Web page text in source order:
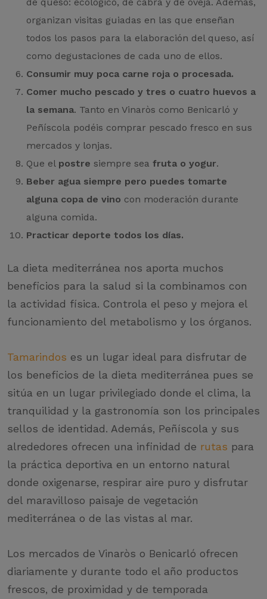
organizan visitas guiadas en las que enseñan
todos los pasos para la elaboración del queso, así
como degustaciones de cada uno de ellos.
Consumir muy poca carne roja o procesada.
Comer mucho pescado y tres o cuatro huevos a
la semana. Tanto en Vinaròs como Benicarló y
Peñíscola podéis comprar pescado fresco en sus
mercados y lonjas.
Que el postre siempre sea fruta o yogur.
Beber agua siempre pero puedes tomarte
alguna copa de vino con moderación durante
alguna comida.
Practicar deporte todos los días.
La dieta mediterránea nos aporta muchos
beneficios para la salud si la combinamos con
la actividad física. Controla el peso y mejora el
funcionamiento del metabolismo y los órganos.
Tamarindos es un lugar ideal para disfrutar de
los beneficios de la dieta mediterránea pues se
sitúa en un lugar privilegiado donde el clima, la
tranquilidad y la gastronomía son los principales
sellos de identidad. Además, Peñíscola y sus
alrededores ofrecen una infinidad de rutas para
la práctica deportiva en un entorno natural
donde oxigenarse, respirar aire puro y disfrutar
del maravilloso paisaje de vegetación
mediterránea o de las vistas al mar.
Los mercados de Vinaròs o Benicarló ofrecen
diariamente y durante todo el año productos
frescos, de proximidad y de temporada